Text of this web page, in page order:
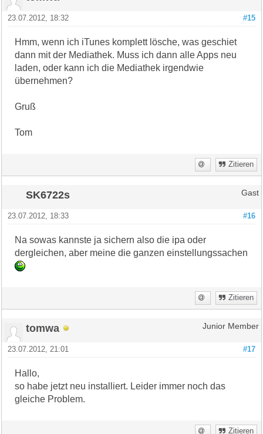
#15
23.07.2012, 18:32
Hmm, wenn ich iTunes komplett lösche, was geschiet
dann mit der Mediathek. Muss ich dann alle Apps neu
laden, oder kann ich die Mediathek irgendwie
übernehmen?
Gruß
Tom
Zitieren
SK6722s Gast
#16
23.07.2012, 18:33
Na sowas kannste ja sichern also die ipa oder
dergleichen, aber meine die ganzen einstellungssachen
Zitieren
tomwa Junior Member
#17
23.07.2012, 21:01
Hallo,
so habe jetzt neu installiert. Leider immer noch das
gleiche Problem.
Zitieren